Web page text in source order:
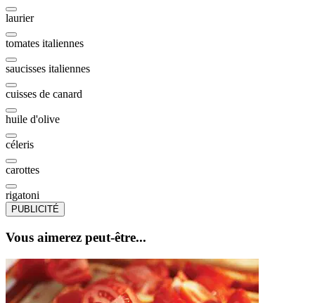
laurier
tomates italiennes
saucisses italiennes
cuisses de canard
huile d'olive
céleris
carottes
rigatoni
PUBLICITÉ
Vous aimerez peut-être...